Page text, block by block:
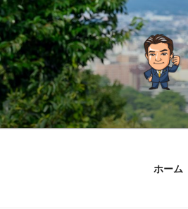
コ
ン
テ
ン
ツ
へ
ス
キ
ホーム